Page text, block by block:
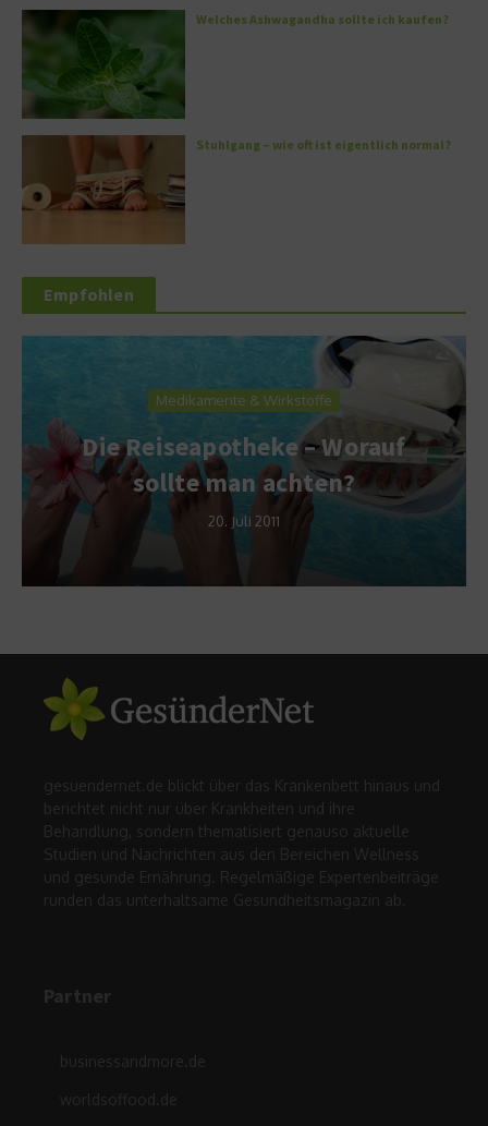
Welches Ashwagandha sollte ich kaufen?
Stuhlgang – wie oft ist eigentlich normal?
Empfohlen
Medikamente & Wirkstoffe
Die Reiseapotheke – Worauf
sollte man achten?
20. Juli 2011
gesuendernet.de blickt über das Krankenbett hinaus und
berichtet nicht nur über Krankheiten und ihre
Behandlung, sondern thematisiert genauso aktuelle
Studien und Nachrichten aus den Bereichen Wellness
und gesunde Ernährung. Regelmäßige Expertenbeiträge
runden das unterhaltsame Gesundheitsmagazin ab.
Partner
businessandmore.de
worldsoffood.de